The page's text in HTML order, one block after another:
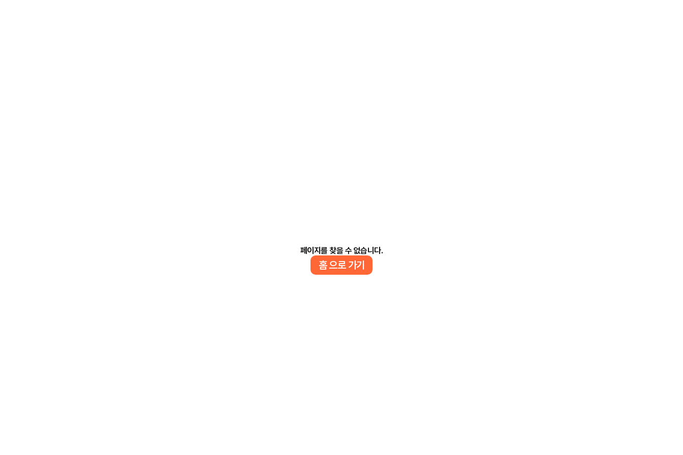
페이지를 찾을 수 없습니다.
홈 으로 가기